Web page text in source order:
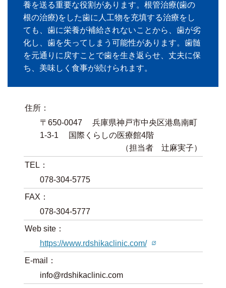
養を送る重要な役割があります。根管治療(歯の
根の治療)をした歯に人工物を充填する治療をし
ても、歯に栄養が補給されないことから、歯が劣
化し、歯を失ってしまう可能性があります。歯髄
を元通りに戻すことで歯を生き返らせ、丈夫に保
ち、美味しく食事が続けられます。
住所：
〒650-0047 兵庫県神戸市中央区港島南町
1-3-1 国際くらしの医療館4階
（担当者 辻麻実子）
TEL：
078-304-5775
FAX：
078-304-5777
Web site：
https://www.rdshikaclinic.com/
E-mail：
info@rdshikaclinic.com